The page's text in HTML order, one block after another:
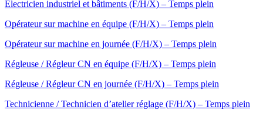
Électricien industriel et bâtiments (F/H/X) – Temps plein
Opérateur sur machine en équipe (F/H/X) – Temps plein
Opérateur sur machine en journée (F/H/X) – Temps plein
Régleuse / Régleur CN en équipe (F/H/X) – Temps plein
Régleuse / Régleur CN en journée (F/H/X) – Temps plein
Technicienne / Technicien d’atelier réglage (F/H/X) – Temps plein